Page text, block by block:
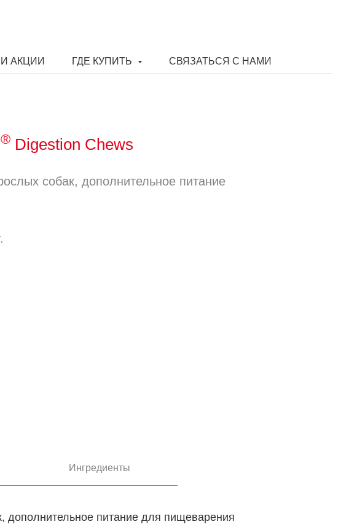
АКЦИИ ГДЕ КУПИТЬ СВЯЗАТЬСЯ С НАМИ
® Digestion Chews
собак, дополнительное питание
Ингредиенты
дополнительное питание для пищеварения